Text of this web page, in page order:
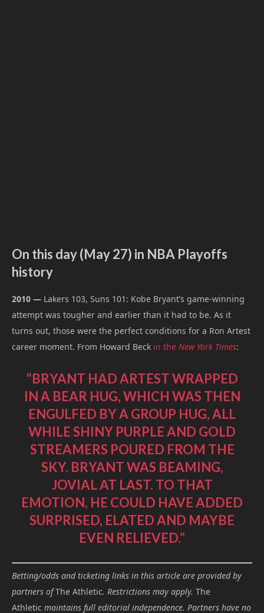
On this day (May 27) in NBA Playoffs
history
2010 — Lakers 103, Suns 101: Kobe Bryant’s game-winning
attempt was tougher and earlier than it had to be. As it
turns out, those were the perfect conditions for a Ron Artest
career moment. From Howard Beck in the New York Times:
“BRYANT HAD ARTEST WRAPPED
IN A BEAR HUG, WHICH WAS THEN
ENGULFED BY A GROUP HUG, ALL
WHILE SHINY PURPLE AND GOLD
STREAMERS POURED FROM THE
SKY. BRYANT WAS BEAMING,
JOVIAL AT LAST. TO THAT
EMOTION, HE COULD HAVE ADDED
SURPRISED, ELATED AND MAYBE
EVEN RELIEVED.”
Betting/odds and ticketing links in this article are provided by
partners ofThe Athletic. Restrictions may apply. The
Athletic maintains full editorial independence. Partners have no